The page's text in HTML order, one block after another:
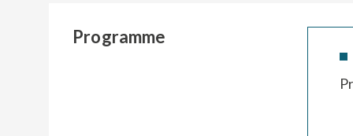
Programme